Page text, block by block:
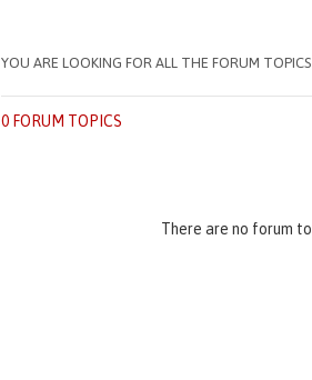
YOU ARE LOOKING FOR ALL THE FORUM
0 FORUM TOPICS
There are no forum